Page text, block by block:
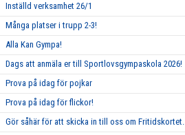
Inställd verksamhet 26/1
Många platser i trupp 2-3!
Alla Kan Gympa!
Dags att anmäla er till Sportlovsgympaskola 2026!
Prova på idag för pojkar
Prova på idag för flickor!
Gör såhär för att skicka in till oss om Fritidskortet.